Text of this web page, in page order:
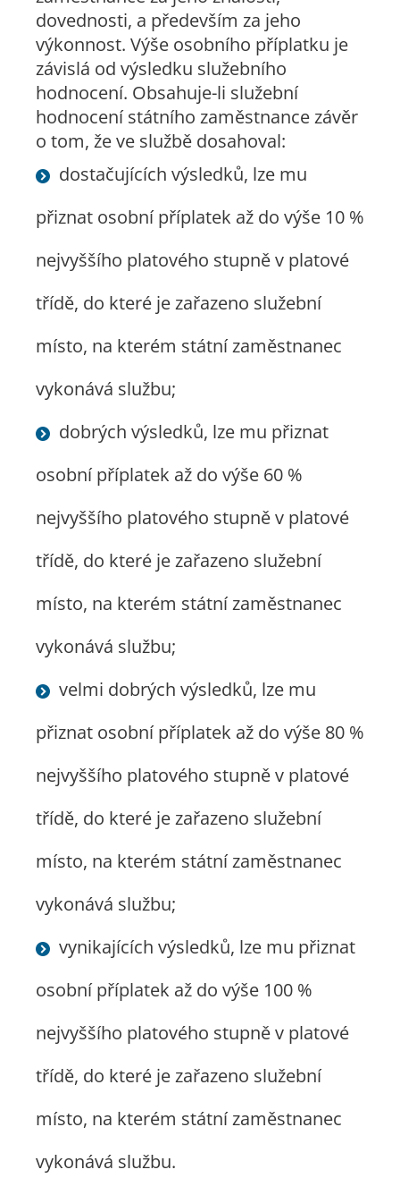
dovednosti, a především za jeho
výkonnost. Výše osobního příplatku je
závislá od výsledku služebního
hodnocení. Obsahuje-li služební
hodnocení státního zaměstnance závěr
o tom, že ve službě dosahoval:
dostačujících výsledků, lze mu
přiznat osobní příplatek až do výše 10 %
nejvyššího platového stupně v platové
třídě, do které je zařazeno služební
místo, na kterém státní zaměstnanec
vykonává službu;
dobrých výsledků, lze mu přiznat
osobní příplatek až do výše 60 %
nejvyššího platového stupně v platové
třídě, do které je zařazeno služební
místo, na kterém státní zaměstnanec
vykonává službu;
velmi dobrých výsledků, lze mu
přiznat osobní příplatek až do výše 80 %
nejvyššího platového stupně v platové
třídě, do které je zařazeno služební
místo, na kterém státní zaměstnanec
vykonává službu;
vynikajících výsledků, lze mu přiznat
osobní příplatek až do výše 100 %
nejvyššího platového stupně v platové
třídě, do které je zařazeno služební
místo, na kterém státní zaměstnanec
vykonává službu.